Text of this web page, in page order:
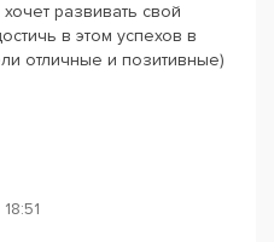
развивать свой
в этом успехов в
отличные и позитивные)